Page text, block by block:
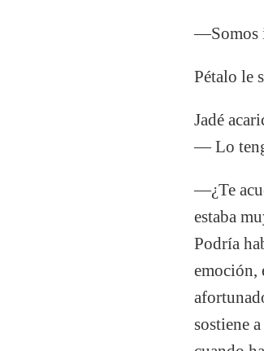
—Somos
Pétalo le
Jadé
— Lo
—¿Te
estaba
Podría
emoción,
sostiene